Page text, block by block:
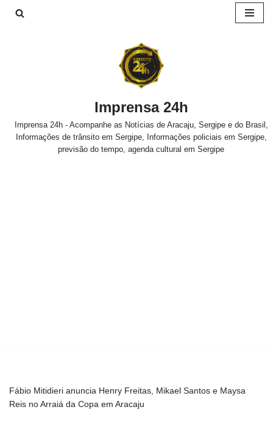
Imprensa 24h
Imprensa 24h - Acompanhe as Notícias de Aracaju, Sergipe e do Brasil,
Informações de trânsito em Sergipe, Informações policiais em Sergipe,
previsão do tempo, agenda cultural em Sergipe
Fábio Mitidieri anuncia Henry Freitas, Mikael Santos e Maysa
Reis no Arraiá da Copa em Aracaju